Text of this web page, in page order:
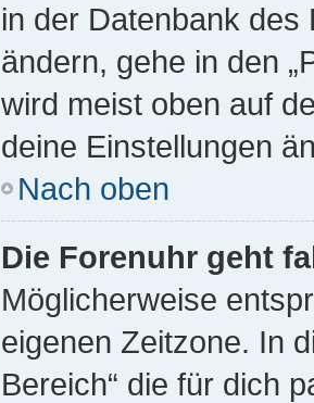
in der Datenbank
ändern, gehe in den
wird meist oben auf
deine Einstellungen
Nach oben
Die Forenuhr geht
Möglicherweise
eigenen Zeitzone. In
Bereich“ die für dich